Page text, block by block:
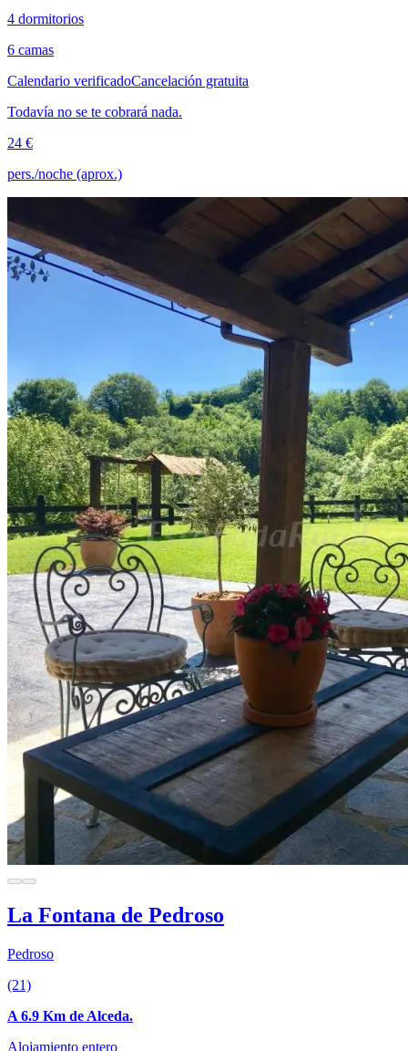
4 dormitorios
6 camas
Calendario verificadoCancelación gratuita
Todavía no se te cobrará nada.
24 €
pers./noche (aprox.)
La Fontana de Pedroso
Pedroso
(21)
A 6.9 Km de Alceda.
Alojamiento entero